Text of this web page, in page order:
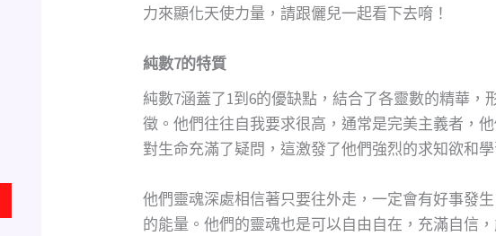
力來顯化天使力量，請跟儷兒一起看下去唷！
純數7的特質
純數7涵蓋了1到6的優缺點，結合了各靈數的精華，
徵。他們往往自我要求很高，通常是完美主義者，
對生命充滿了疑問，這激發了他們強烈的求知欲和
他們靈魂深處相信著只要往外走，一定會有好事發
的能量。他們的靈魂也是可以自由自在，充滿自信